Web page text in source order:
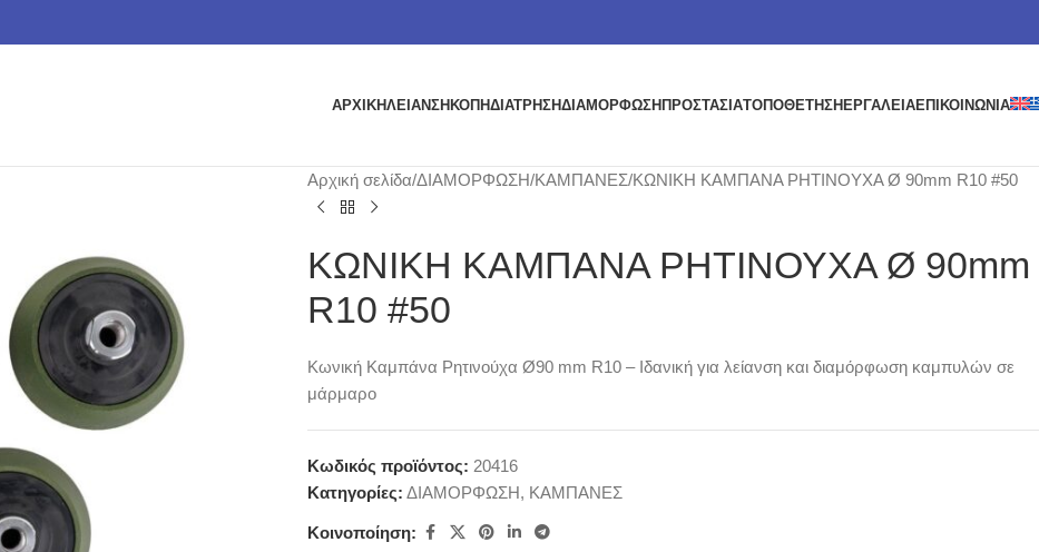
ΑΡΧΙΚΗΛΕΙΑΝΣΗ ΚΟΠΗΔΙΑΤΡΗΣΗΔΙΑΜΟΡΦΩΣΗ ΠΡΟΣΤΑΣΙΑΤΟΠΟΘΕΤΗΣΗ ΕΡΓΑΛΕΙΑΕΠΙΚΟΙΝΩΝΙΑ
Αρχική σελίδα ΔΙΑΜΟΡΦΩΣΗ ΚΑΜΠΑΝΕΣ ΚΩΝΙΚΗ ΚΑΜΠΑΝΑ ΡΗΤΙΝΟΥΧΑ Ø 90mm R10 #50
ΚΩΝΙΚΗ ΚΑΜΠΑΝΑ ΡΗΤΙΝΟΥΧΑ Ø 90mm
R10 #50
Κωνική Καμπάνα Ρητινούχα Ø90 mm R10 – Ιδανική για λείανση και διαμόρφωση καμπυλών σε
μάρμαρο
Κωδικός προϊόντος: 20416
Κατηγορίες: ΔΙΑΜΟΡΦΩΣΗ, ΚΑΜΠΑΝΕΣ
Κοινοποίηση: